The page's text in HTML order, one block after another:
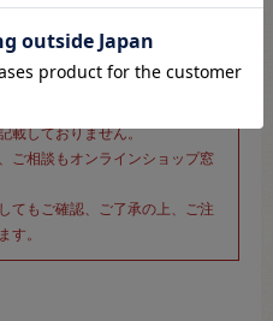
品のご注文専用ページです※
じめ商品詳細および商品コード
だけるページです。
載しておりません。
ご相談もオンラインショップ窓
てもご確認、ご了承の上、ご注
す。